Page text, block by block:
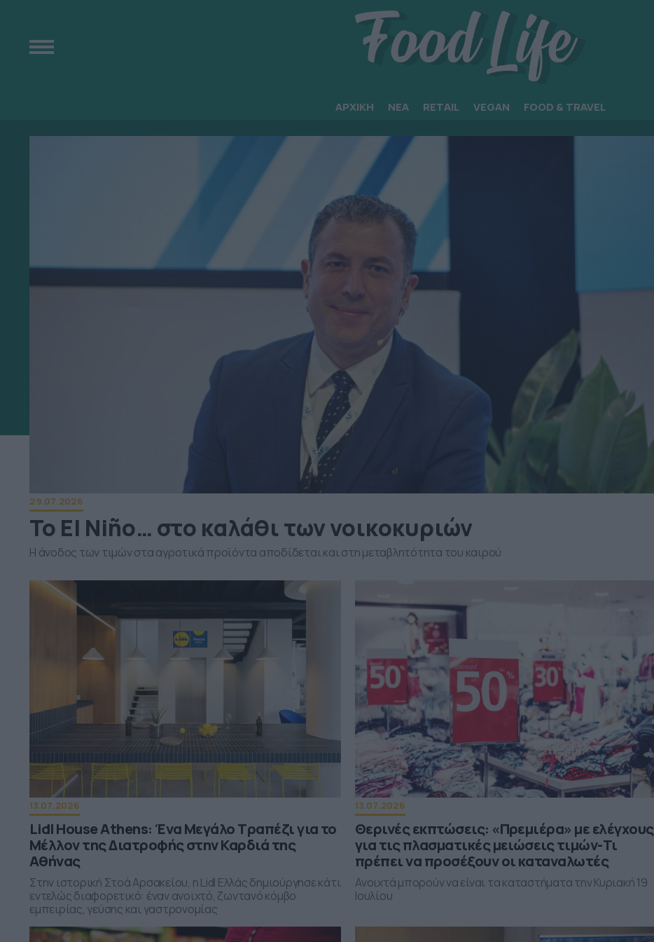
ΑΡΧΙΚΗ ΝΕΑ RETAIL VEGAN FOOD & TRAVEL
29.07.2026
Το El Niño… στο καλάθι των νοικοκυριών
Η άνοδος των τιμών στα αγροτικά προϊόντα αποδίδεται και στη μεταβλητότητα του καιρού
13.07.2026
Lidl House Athens: Ένα Μεγάλο Τραπέζι για το
Μέλλον της Διατροφής στην Καρδιά της
Αθήνας
Στην ιστορική Στοά Αρσακείου, η Lidl Ελλάς δημιούργησε κάτι
εντελώς διαφορετικό: έναν ανοιχτό, ζωντανό κόμβο
εμπειρίας, γεύσης και γαστρονομίας
13.07.2026
Θερινές εκπτώσεις: «Πρεμιέρα» με ελέγχους
για τις πλασματικές μειώσεις τιμών-Τι
πρέπει να προσέξουν οι καταναλωτές
Ανοιχτά μπορούν να είναι τα καταστήματα την Κυριακή 19
Ιουλίου